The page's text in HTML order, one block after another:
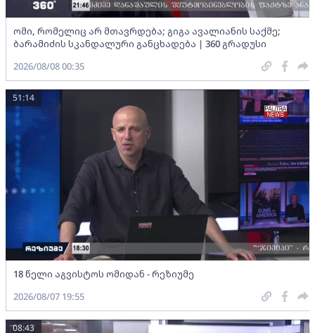
ომი, რომელიც არ მთავრდება; გიგა ავალიანის საქმე;
ბარამიძის სკანდალური განცხადება | 360 გრადუსი
2026/08/08 00:35
18 წელი აგვისტოს ომიდან - რეზიუმე
51:14
2026/08/07 19:55
08:43